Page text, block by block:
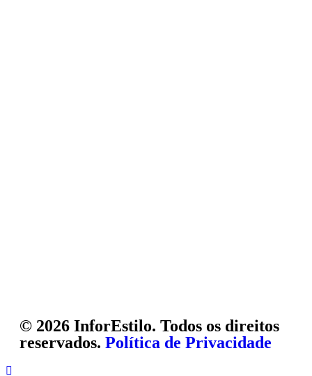
© 2026 InforEstilo. Todos os direitos
reservados. Política de Privacidade